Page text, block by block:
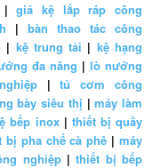
|giá kệ lắp ráp công
| bàn thao tác công
| kệ trung tải | kệ hạng
đa năng |lò nướng
|tủ cơm công
bày siêu thị |máy làm
bếp inox| thiết bị quầy
bị pha chế cà phê | máy
nghiệp|thiết bị bếp